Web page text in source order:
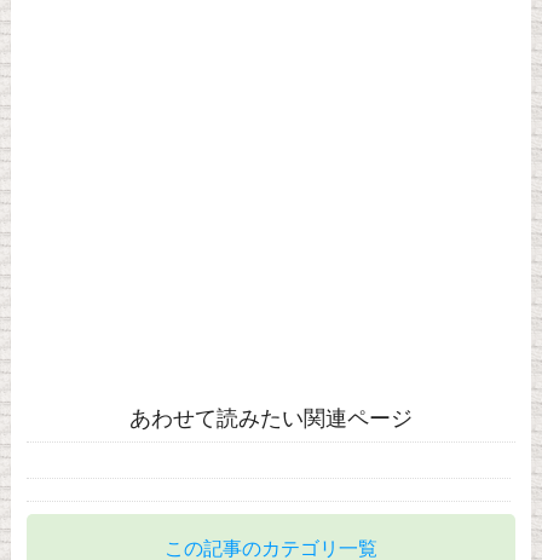
あわせて読みたい関連ページ
この記事のカテゴリ一覧